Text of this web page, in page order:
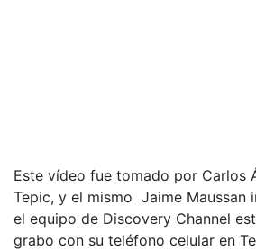
Este vídeo fue tomado por Carlos
Tepic, y el mismo Jaime Maussan
el equipo de Discovery Channel
grabo con su teléfono celular en